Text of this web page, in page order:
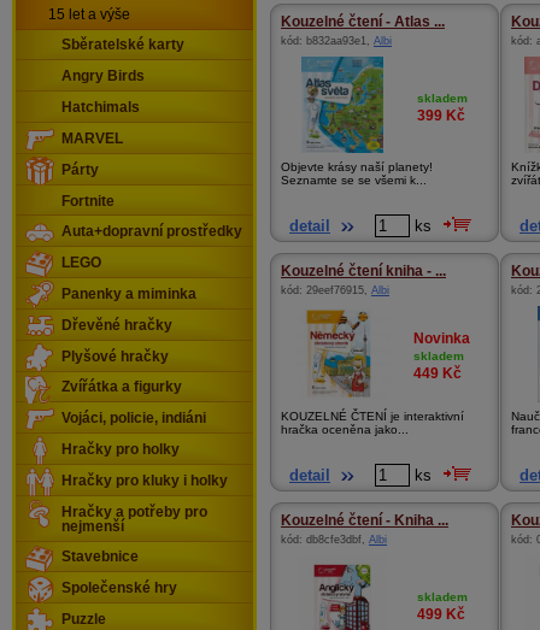
Kouzelné čtení - Atlas ...
kód: b832aa93e1, Albi
skladem
399 Kč
Objevte krásy naší planety!
Seznamte se se všemi k...
detail ks
kód:
Kouzelné čtení kniha - ...
kód: 29eef76915, Albi
Novinka
skladem
449 Kč
KOUZELNÉ ČTENÍ je interaktivní
hračka oceněna jako...
detail ks
kód:
Kouzelné čtení - Kniha ...
kód: db8cfe3dbf, Albi
skladem
499 Kč
kód:
15 let a výše
Sběratelské karty
Angry Birds
Hatchimals
MARVEL
Párty
Fortnite
Auta+dopravní prostředky
LEGO
Panenky a miminka
Dřevěné hračky
Plyšové hračky
Zvířátka a figurky
Vojáci, policie, indiáni
Hračky pro holky
Hračky pro kluky i holky
Hračky a potřeby pro
nejmenší
Stavebnice
Společenské hry
Puzzle